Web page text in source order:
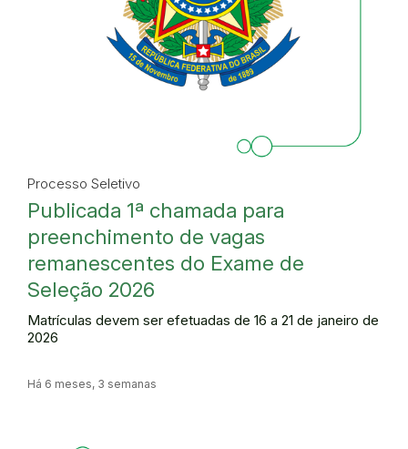
Processo Seletivo
Publicada 1ª chamada para
preenchimento de vagas
remanescentes do Exame de
Seleção 2026
Matrículas devem ser efetuadas de 16 a 21 de janeiro de
2026
Há 6 meses, 3 semanas